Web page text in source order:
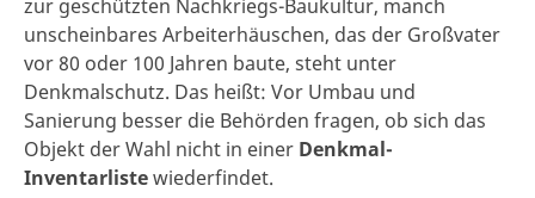
zur geschützten Nachkriegs-Baukultur, manch
unscheinbares Arbeiterhäuschen, das der Großvater
vor 80 oder 100 Jahren baute, steht unter
Denkmalschutz. Das heißt: Vor Umbau und
Sanierung besser die Behörden fragen, ob sich das
Objekt der Wahl nicht in einer Denkmal-
Inventarlistewiederfindet.